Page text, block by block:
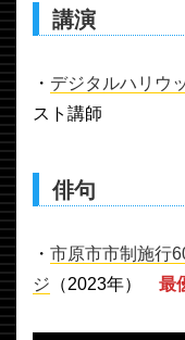
講演
・ デジタルハリウ
スト講師
俳句
・ 市原市市制施行
ジ （2023年） 最